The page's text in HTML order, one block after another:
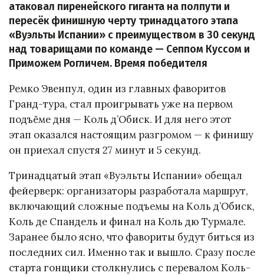
атаковал пиренейского гиганта на полпути и
пересёк финишную черту тринадцатого этапа
«Вуэльты Испании» с преимуществом в 30 секунд
над товарищами по команде — Сеппом Куссом и
Приможем Рогличем. Время победителя
Ремко Эвенпул, один из главных фаворитов
Гранд-тура, стал проигрывать уже на первом
подъёме дня — Коль д’Обиск. И для него этот
этап оказался настоящим разгромом — к финишу
он приехал спустя 27 минут и 5 секунд.
Тринадцатый этап «Вуэльты Испании» обещал
фейерверк: организаторы разработала маршрут,
включающий сложные подъемы на Коль д’Обиск,
Коль де Спандель и финал на Коль дю Турмале.
Заранее было ясно, что фавориты будут биться из
последних сил. Именно так и вышло. Сразу после
старта гонщики столкнулись с перевалом Коль-